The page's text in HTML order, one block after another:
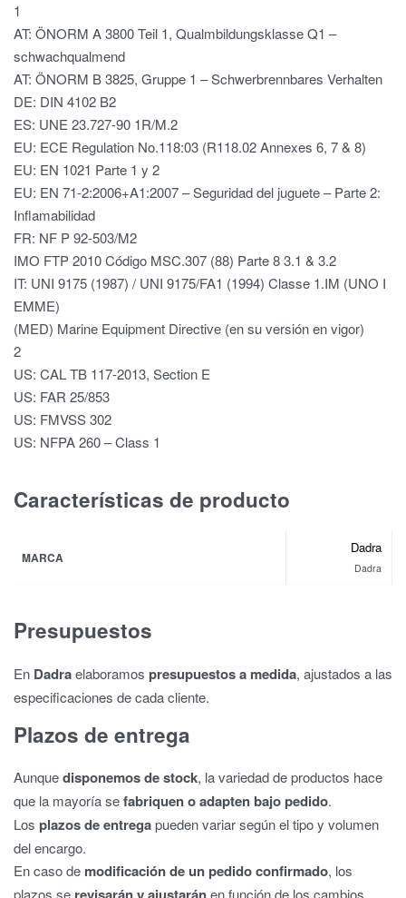
1
AT: ÖNORM A 3800 Teil 1, Qualmbildungsklasse Q1 –
schwachqualmend
AT: ÖNORM B 3825, Gruppe 1 – Schwerbrennbares Verhalten
DE: DIN 4102 B2
ES: UNE 23.727-90 1R/M.2
EU: ECE Regulation No.118:03 (R118.02 Annexes 6, 7 & 8)
EU: EN 1021 Parte 1 y 2
EU: EN 71-2:2006+A1:2007 – Seguridad del juguete – Parte 2:
Inflamabilidad
FR: NF P 92-503/M2
IMO FTP 2010 Código MSC.307 (88) Parte 8 3.1 & 3.2
IT: UNI 9175 (1987) / UNI 9175/FA1 (1994) Classe 1.IM (UNO I
EMME)
(MED) Marine Equipment Directive (en su versión en vigor)
2
US: CAL TB 117-2013, Section E
US: FAR 25/853
US: FMVSS 302
US: NFPA 260 – Class 1
Características de producto
MARCA
Dadra
Dadra
Presupuestos
En Dadraelaboramos presupuestos a medida, ajustados a las
especificaciones de cada cliente.
Plazos de entrega
Aunquedisponemos de stock, la variedad de productos hace
que la mayoría sefabriquen o adapten bajo pedido.
Los plazos de entregapueden variar según el tipo y volumen
del encargo.
En caso de modificación de un pedido confirmado, los
plazos se
en función de los cambios